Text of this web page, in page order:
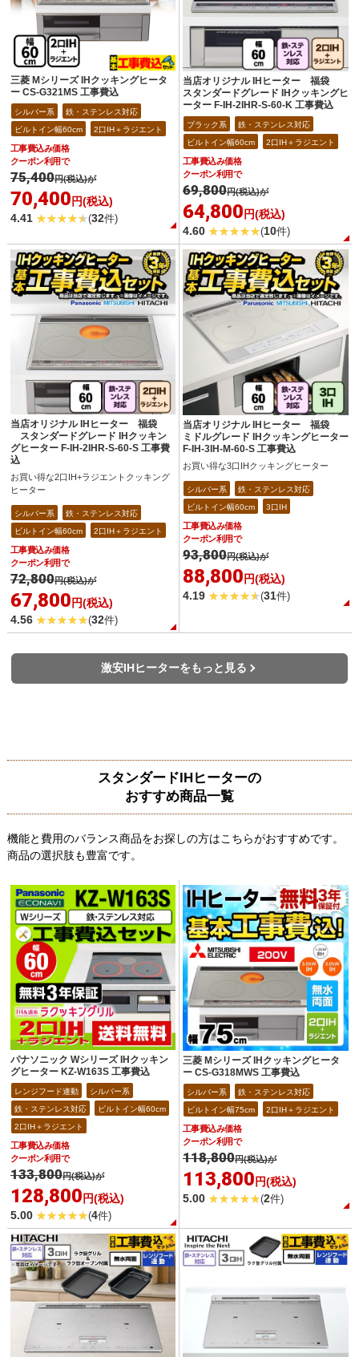
三菱 Mシリーズ IHクッキングヒータ
ー CS-G321MS 工事費込
シルバー系
鉄・ステンレス対応
ビルトイン幅60cm
2口IH＋ラジエント
工事費込み価格
クーポン利用で
75,400円(税込)が
70,400 円(税込)
4.41
(32件)
当店オリジナル IHヒーター 福袋
スタンダードグレード IHクッキングヒ
ーター F-IH-2IHR-S-60-K 工事費込
ブラック系
鉄・ステンレス対応
ビルトイン幅60cm
2口IH＋ラジエント
工事費込み価格
クーポン利用で
69,800円(税込)が
64,800 円(税込)
4.60
(10件)
当店オリジナル IHヒーター 福袋
スタンダードグレード IHクッキン
グヒーター F-IH-2IHR-S-60-S 工事費
込
お買い得な2口IH+ラジエントクッキング
ヒーター
シルバー系
鉄・ステンレス対応
ビルトイン幅60cm
2口IH＋ラジエント
工事費込み価格
クーポン利用で
72,800円(税込)が
67,800 円(税込)
4.56
(32件)
当店オリジナル IHヒーター 福袋
ミドルグレード IHクッキングヒーター
F-IH-3IH-M-60-S 工事費込
お買い得な3口IHクッキングヒーター
シルバー系
鉄・ステンレス対応
ビルトイン幅60cm
3口IH
工事費込み価格
クーポン利用で
93,800円(税込)が
88,800 円(税込)
4.19
(31件)
激安IHヒーターをもっと見る
スタンダードIHヒーターの
おすすめ商品一覧
機能と費用のバランス商品をお探しの方はこちらがおすすめです。
商品の選択肢も豊富です。
パナソニック Wシリーズ IHクッキン
グヒーター KZ-W163S 工事費込
レンジフード連動
シルバー系
鉄・ステンレス対応
ビルトイン幅60cm
2口IH＋ラジエント
工事費込み価格
クーポン利用で
133,800円(税込)が
128,800 円(税込)
5.00
(4件)
三菱 Mシリーズ IHクッキングヒータ
ー CS-G318MWS 工事費込
シルバー系
鉄・ステンレス対応
ビルトイン幅75cm
2口IH＋ラジエント
工事費込み価格
クーポン利用で
118,800円(税込)が
113,800 円(税込)
5.00
(2件)